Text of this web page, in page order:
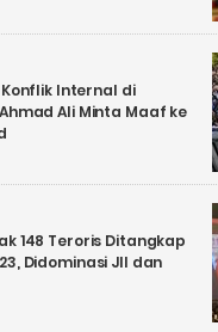
Internal di
Ali Minta Maaf ke
148 Teroris Ditangkap
Didominasi JII dan